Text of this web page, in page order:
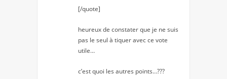
[/quote]
heureux de constater que je ne suis
pas le seul à tiquer avec ce vote
utile…
c’est quoi les autres points…???